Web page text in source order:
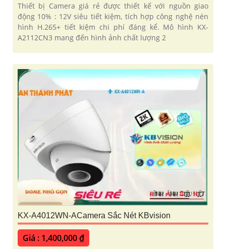
Thiết bị Camera giá rẻ được thiết kế với nguồn giao
động 10% : 12V siêu tiết kiệm, tích hợp công nghệ nén
hình H.265+ tiết kiệm chi phí đáng kể. Mô hình KX-
A2112CN3 mang đến hình ảnh chất lượng 2
KX-A4012WN-ACamera Sắc Nét KBvision
Giá : 1,400,000 ₫